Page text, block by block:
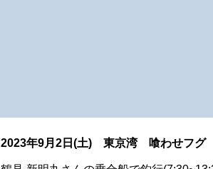
2023年9月2日(土) 東京湾 喰わせフグ